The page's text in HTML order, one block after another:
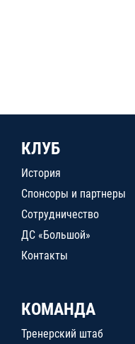
КЛУБ
История
Спонсоры и партнеры
Сотрудничество
ДС «Большой»
Контакты
КОМАНДА
Тренерский штаб